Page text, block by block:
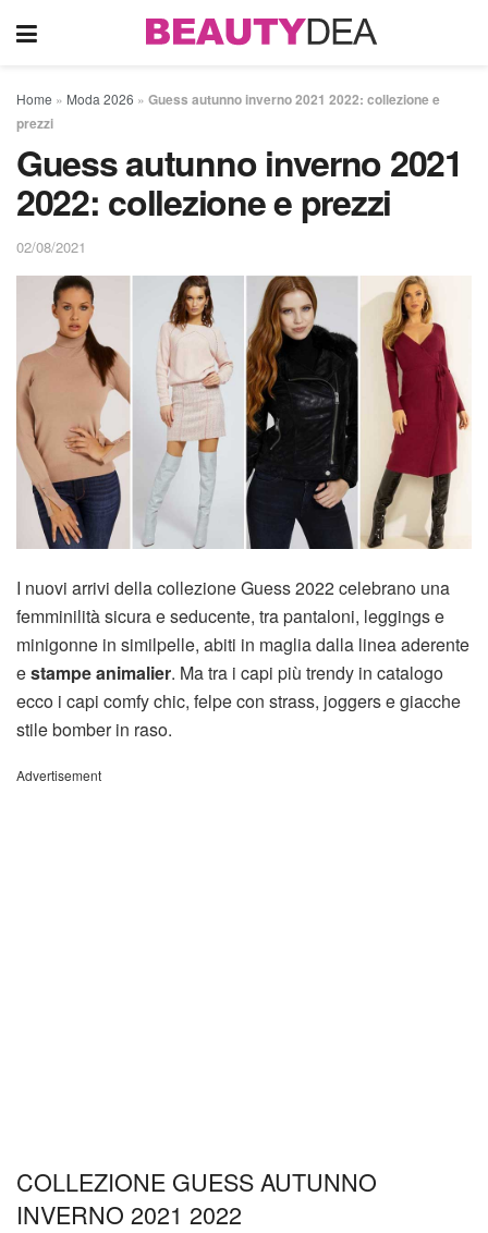
Home » Moda 2026 » Guess autunno inverno 2021 2022: collezione e
prezzi
Guess autunno inverno 2021
2022: collezione e prezzi
02/08/2021
I nuovi arrivi della collezione Guess 2022 celebrano una
femminilità sicura e seducente, tra pantaloni, leggings e
minigonne in similpelle, abiti in maglia dalla linea aderente
estampe animalier. Ma tra i capi più trendy in catalogo
ecco i capi comfy chic, felpe con strass, joggers e giacche
stile bomber in raso.
Advertisement
COLLEZIONE GUESS AUTUNNO
INVERNO 2021 2022